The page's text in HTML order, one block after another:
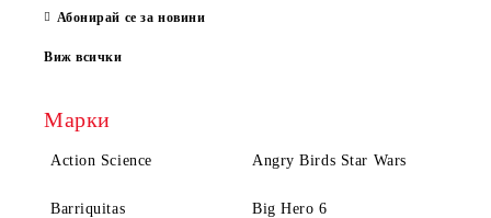
Абонирай се за новини
Виж всички
Марки
Action Science Angry Birds Star Wars
Barriquitas Big Hero 6